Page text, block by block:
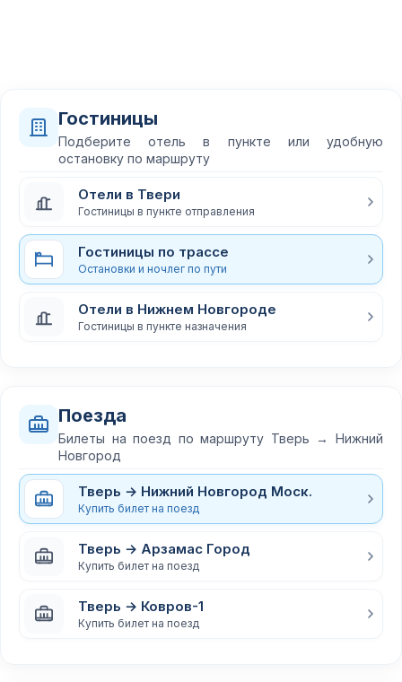
Гостиницы
Подберите отель в пункте или удобную
остановку по маршруту
Отели в Твери
Гостиницы в пункте отправления
Гостиницы по трассе
Остановки и ночлег по пути
Отели в Нижнем Новгороде
Гостиницы в пункте назначения
Поезда
Билеты на поезд по маршруту Тверь → Нижний
Новгород
Тверь → Нижний Новгород Моск.
Купить билет на поезд
Тверь → Арзамас Город
Купить билет на поезд
Тверь → Ковров-1
Купить билет на поезд